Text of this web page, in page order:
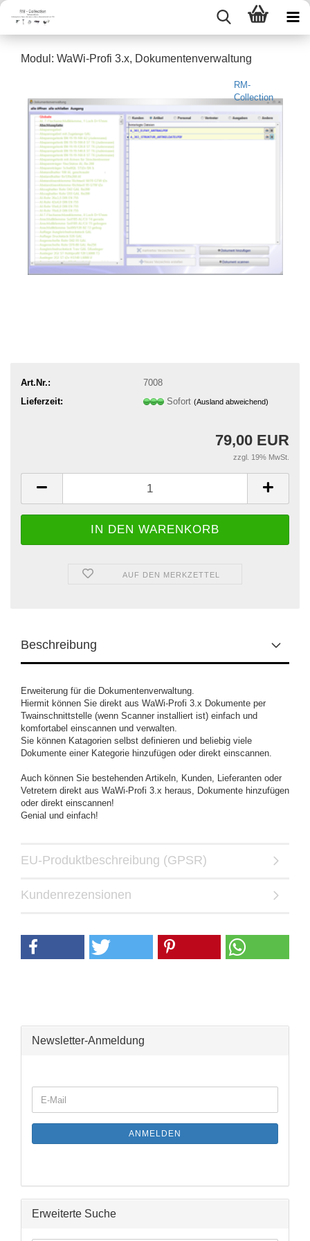
Modul: WaWi-​Profi 3.x, Do­ku­men­ten­ver­wal­tung
RM-
Collection
Art.Nr.:
7008
Lieferzeit:
Sofort (Ausland abweichend)
79,00 EUR
zzgl. 19% MwSt.
AUF DEN MERKZETTEL
Beschreibung
Erweiterung für die Dokumentenverwaltung.
Hiermit können Sie direkt aus WaWi-Profi 3.x Dokumente per
Twainschnittstelle (wenn Scanner installiert ist) einfach und
komfortabel einscannen und verwalten.
Sie können Katagorien selbst definieren und beliebig viele
Dokumente einer Kategorie hinzufügen oder direkt einscannen.
Auch können Sie bestehenden Artikeln, Kunden, Lieferanten oder
Vetretern direkt aus WaWi-Profi 3.x heraus, Dokumente hinzufügen
oder direkt einscannen!
Genial und einfach!
EU-Produktbeschreibung (GPSR)
Kundenrezensionen
Newsletter-Anmeldung
ZUR
E-
Mail
ANMELDEN
Erweiterte Suche